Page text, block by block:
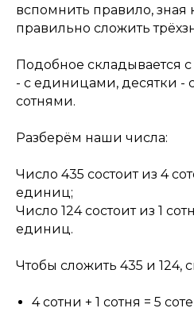
вспомнить правило,
правильно сложить
Подобное складывается
- с единицами, десятки -
сотнями.
Разберём наши числа:
Число 435 состоит из 4
единиц;
Число 124 состоит из 1
единиц.
Чтобы сложить 435 и 124,
4 сотни + 1 сотня = 5